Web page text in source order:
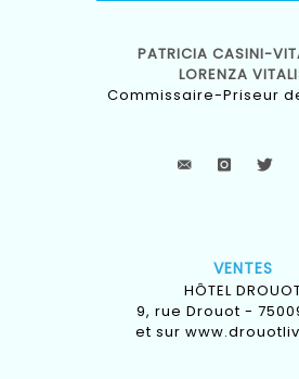
PATRICIA CASINI-
LORENZA
Commissaire-Priseur
VENTES
HÔTEL
9, rue Drouot -
et sur